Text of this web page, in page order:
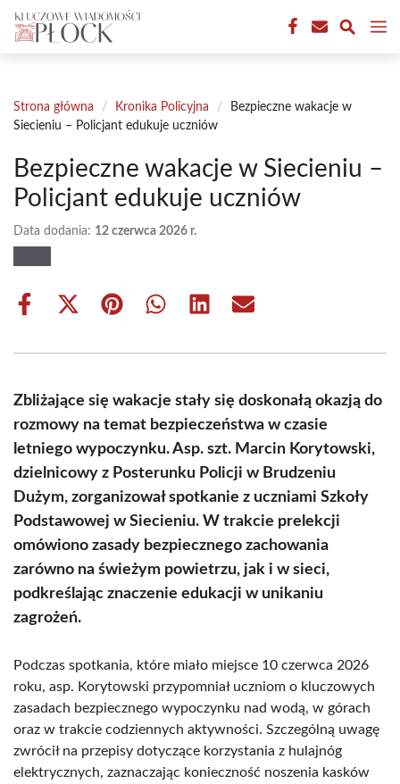
Przejdź
treści
Strona główna / Kronika Policyjna /
Bezpieczne wakacje w
Siecieniu – Policjant edukuje uczniów
Bezpieczne wakacje w Siecieniu –
Policjant edukuje uczniów
Data dodania: 12 czerwca 2026 r.
Share
Share
(Twitter)
Share Share Share Share
Zbliżające się wakacje stały się doskonałą okazją do
rozmowy na temat bezpieczeństwa w czasie
letniego wypoczynku. Asp. szt. Marcin Korytowski,
dzielnicowy z Posterunku Policji w Brudzeniu
Dużym, zorganizował spotkanie z uczniami Szkoły
Podstawowej w Siecieniu. W trakcie prelekcji
omówiono zasady bezpiecznego zachowania
zarówno na świeżym powietrzu, jak i w sieci,
podkreślając znaczenie edukacji w unikaniu
zagrożeń.
Podczas spotkania, które miało miejsce 10 czerwca 2026
roku, asp. Korytowski przypomniał uczniom o kluczowych
zasadach bezpiecznego wypoczynku nad wodą, w górach
oraz w trakcie codziennych aktywności. Szczególną uwagę
zwrócił na przepisy dotyczące korzystania z hulajnóg
elektrycznych, zaznaczając konieczność noszenia kasków